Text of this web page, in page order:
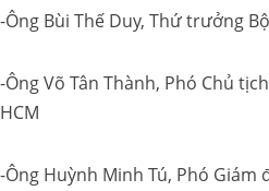
-Ông Bùi Thế Duy, Thứ trưởng
-Ông Võ Tân Thành, Phó Chủ
HCM
-Ông Huỳnh Minh Tú, Phó Giám